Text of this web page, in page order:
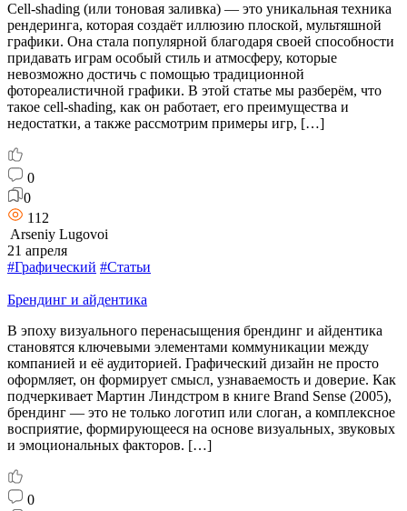
Cell-shading (или тоновая заливка) — это уникальная техника
рендеринга, которая создаёт иллюзию плоской, мультяшной
графики. Она стала популярной благодаря своей способности
придавать играм особый стиль и атмосферу, которые
невозможно достичь с помощью традиционной
фотореалистичной графики. В этой статье мы разберём, что
такое cell-shading, как он работает, его преимущества и
недостатки, а также рассмотрим примеры игр, […]
0
0
112
Arseniy Lugovoi
21 апреля
#Графический #Статьи
Брендинг и айдентика
В эпоху визуального перенасыщения брендинг и айдентика
становятся ключевыми элементами коммуникации между
компанией и её аудиторией. Графический дизайн не просто
оформляет, он формирует смысл, узнаваемость и доверие. Как
подчеркивает Мартин Линдстром в книге Brand Sense (2005),
брендинг — это не только логотип или слоган, а комплексное
восприятие, формирующееся на основе визуальных, звуковых
и эмоциональных факторов. […]
0